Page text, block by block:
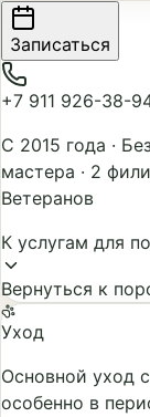
Записаться
+7 911 926-38-
С 2015 года ·
мастера · 2
Ветеранов
К услугам для
Вернуться к
Уход
Основной уход
особенно в